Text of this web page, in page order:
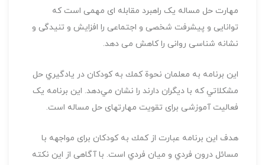
مهارت حل مساله یک راهبرد مقابله ای مهمی است که
توانایی و پیشرفت شخصی و اجتماعی را افزایش و تنیدگی و
نشانه شناسی روانی را کاهش می دهد.
این برنامه به معلمان نحوة كمك به كودكان در يادگيري حل
مشكلاتي كه با ديگران دارند را نشان مي‌دهد. این برنامه یک
فعالیت آموزشی برای تقویت مهارتهای حل مساله است.
هدف این برنامه عبارت از كمك به كودكان برای مواجهه با
مسائل درون فردي و ميان فردي است. با آگاهی از این نکته